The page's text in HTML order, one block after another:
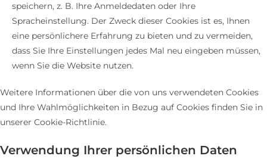
speichern, z. B. Ihre Anmeldedaten oder Ihre
Spracheinstellung. Der Zweck dieser Cookies ist es, Ihnen
eine persönlichere Erfahrung zu bieten und zu vermeiden,
dass Sie Ihre Einstellungen jedes Mal neu eingeben müssen,
wenn Sie die Website nutzen.
Weitere Informationen über die von uns verwendeten Cookies
und Ihre Wahlmöglichkeiten in Bezug auf Cookies finden Sie in
unserer Cookie-Richtlinie.
Verwendung Ihrer persönlichen Daten